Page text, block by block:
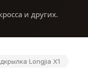
и других.
Longjia X1